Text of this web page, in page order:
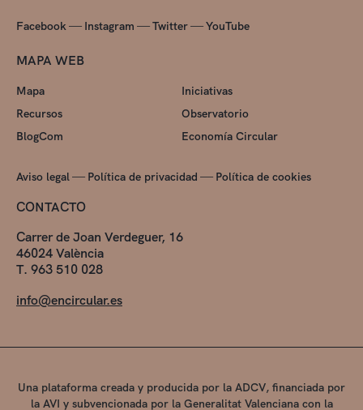
Facebook— Instagram —Twitter—YouTube
MAPA WEB
Mapa
Iniciativas
Recursos
Observatorio
BlogCom
Economía Circular
Aviso legal— Política de privacidad — Política de cookies
CONTACTO
Carrer de Joan Verdeguer, 16
46024 València
T. 963 510 028
info@encircular.es
Una plataforma creada y producida por la ADCV, financiada por
la AVI y subvencionada por la Generalitat Valenciana con la